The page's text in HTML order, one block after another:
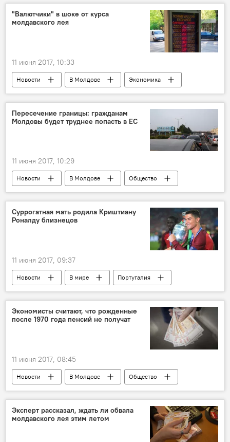
Венецианская комиссия
кодекс о выборах
оппозиция
протест
митинг
"Валютчики" в шоке от курса
молдавского лея
11 июня 2017, 10:33
Новости В Молдове
Экономика
Республика Молдова
молдавский лей
евро
Пересечение границы: гражданам
Молдовы будет труднее попасть в ЕС
11 июня 2017, 10:29
Новости В Молдове
Общество
Украина
Румыния
Республика Молдова
Фредолин Лекарь
пробки
отпуск
Суррогатная мать родила Криштиану
Роналду близнецов
11 июня 2017, 09:37
Новости В мире
Португалия
Криштиану Роналду
ФК "Реал Мадрид"
близнецы
Спорт
Экономисты считают, что рожденные
после 1970 года пенсий не получат
11 июня 2017, 08:45
Новости В Молдове
Общество
Республика Молдова
Министерство труда, социальной защиты и семьи
пенсии
Эксперт рассказал, ждать ли обвала
молдавского лея этим летом